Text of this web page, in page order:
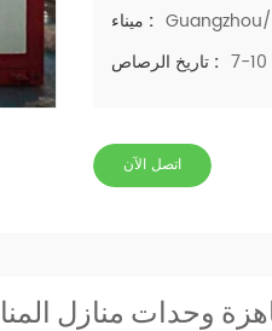
ميناء :
تاريخ الرصاص : 7-
اتصل الآن
وحدات منازل